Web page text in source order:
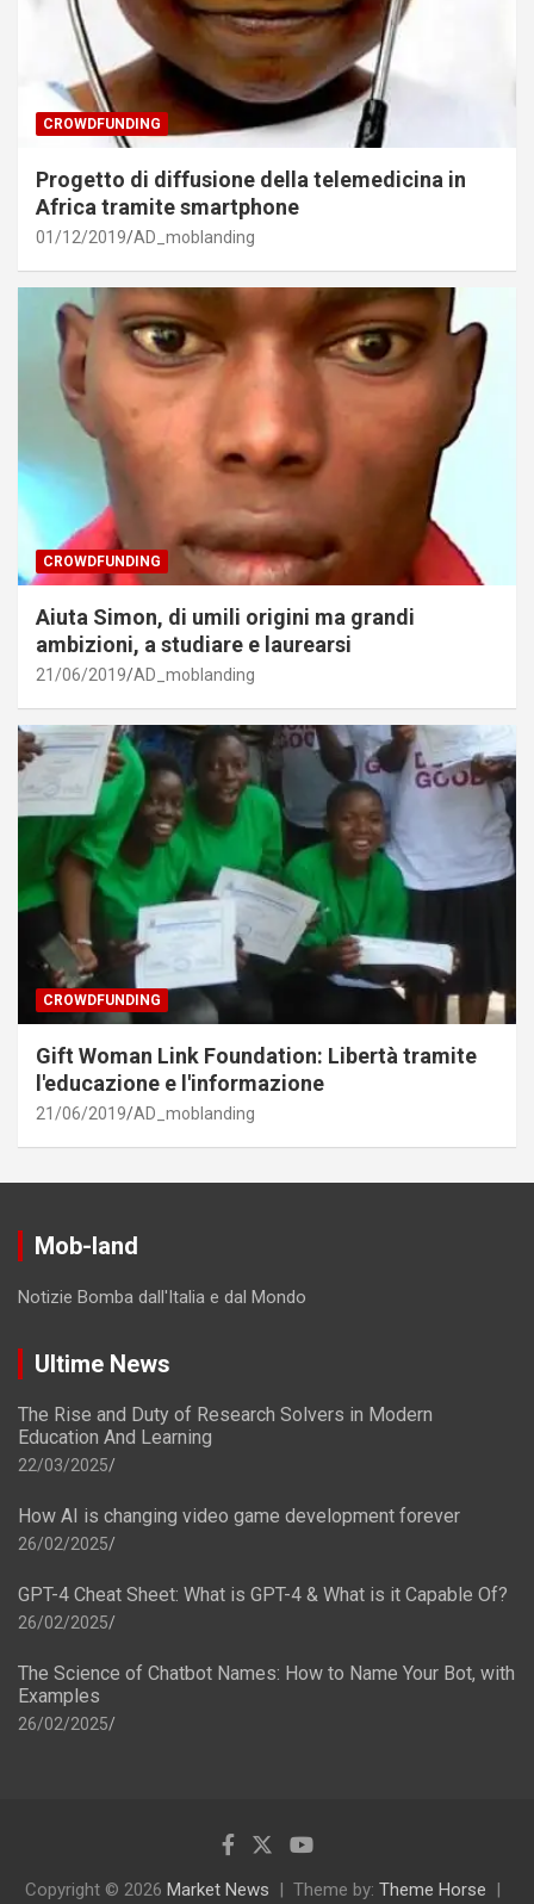
CROWDFUNDING
Progetto di diffusione della telemedicina in
Africa tramite smartphone
01/12/2019 AD_moblanding
CROWDFUNDING
Aiuta Simon, di umili origini ma grandi
ambizioni, a studiare e laurearsi
21/06/2019 AD_moblanding
CROWDFUNDING
Gift Woman Link Foundation: Libertà tramite
l'educazione e l'informazione
21/06/2019 AD_moblanding
Mob-land
Notizie Bomba dall'Italia e dal Mondo
Ultime News
The Rise and Duty of Research Solvers in Modern
Education And Learning
22/03/2025
How AI is changing video game development forever
26/02/2025
GPT-4 Cheat Sheet: What is GPT-4 & What is it Capable Of?
26/02/2025
The Science of Chatbot Names: How to Name Your Bot, with
Examples
26/02/2025
Copyright © 2026 Market News Theme by: Theme Horse